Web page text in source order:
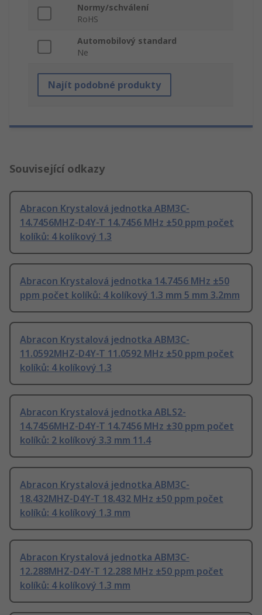
Normy/schválení
RoHS
Automobilový standard
Ne
Najít podobné produkty
Související odkazy
Abracon Krystalová jednotka ABM3C-
14.7456MHZ-D4Y-T 14.7456 MHz ±50 ppm počet
kolíků: 4 kolíkový 1.3
Abracon Krystalová jednotka 14.7456 MHz ±50
ppm počet kolíků: 4 kolíkový 1.3 mm 5 mm 3.2mm
Abracon Krystalová jednotka ABM3C-
11.0592MHZ-D4Y-T 11.0592 MHz ±50 ppm počet
kolíků: 4 kolíkový 1.3
Abracon Krystalová jednotka ABLS2-
14.7456MHZ-D4Y-T 14.7456 MHz ±30 ppm počet
kolíků: 2 kolíkový 3.3 mm 11.4
Abracon Krystalová jednotka ABM3C-
18.432MHZ-D4Y-T 18.432 MHz ±50 ppm počet
kolíků: 4 kolíkový 1.3 mm
Abracon Krystalová jednotka ABM3C-
12.288MHZ-D4Y-T 12.288 MHz ±50 ppm počet
kolíků: 4 kolíkový 1.3 mm